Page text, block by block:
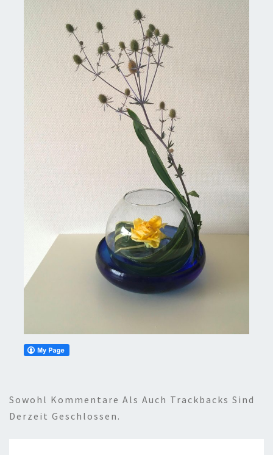
Sowohl Kommentare Als Auch Trackbacks Sind
Derzeit Geschlossen.